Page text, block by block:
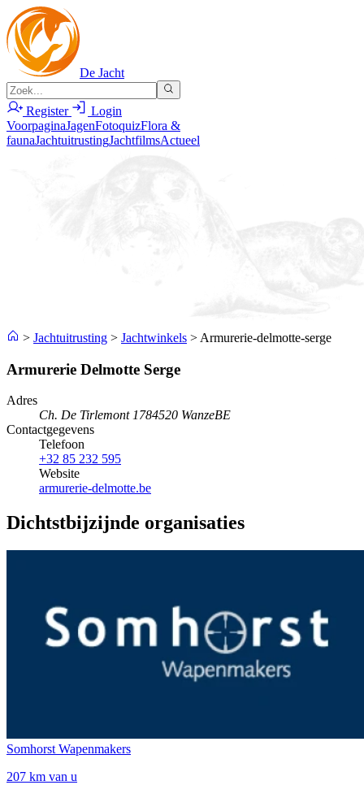
De Jacht
Register
Login
VoorpaginaJagenFotoquizFlora &
faunaJachtuitrustingJachtfilmsActueel
> Jachtuitrusting > Jachtwinkels > Armurerie-delmotte-serge
Armurerie Delmotte Serge
Adres
Ch. De Tirlemont 1784520 WanzeBE
Contactgegevens
Telefoon
+32 85 232 595
Website
armurerie-delmotte.be
Dichtstbijzijnde organisaties
Somhorst Wapenmakers
207 km van u